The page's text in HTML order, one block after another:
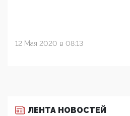
12 Мая 2020 в 08:13
ЛЕНТА НОВОСТЕЙ